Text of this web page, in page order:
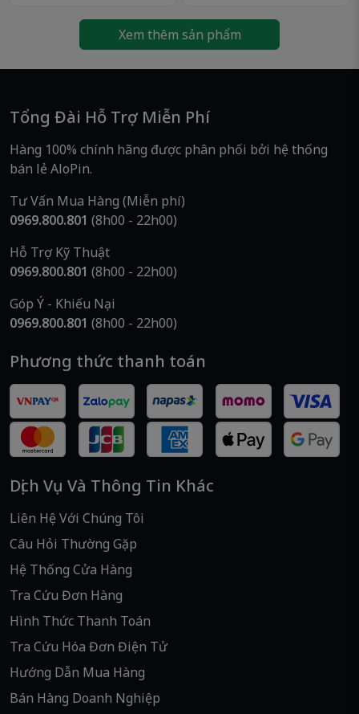
CR2025, hearing aid, CMOS, pin đồng hồ…
📞Thông Tin Liên Hệ – AloPin
giá tốt
TP.HCM (Địa chỉ cũ: Phường Bình Trị Đông A, Quận
Bình Tân)
📞Hotline/Zalo:0969 800 801
🌐Website: www.alopin.vn
👉Pin Duracell Everyday Alkaline AAA
lượng bền bỉ cho mọi thiết bị nhỏ gọn. Đặt hàng
ngay tạiAloPinđể nhận sản phẩm chính hãng
Xem thêm sản phẩm
Tổng Đài Hỗ Trợ Miễn Phí
Hàng 100% chính hãng được phân phối bởi hệ thống
bán lẻ AloPin.
Tư Vấn Mua Hàng (Miễn phí)
0969.800.801 (8h00 - 22h00)
Hỗ Trợ Kỹ Thuật
0969.800.801 (8h00 - 22h00)
Góp Ý - Khiếu Nại
0969.800.801 (8h00 - 22h00)
Phương thức thanh toán
Dịch Vụ Và Thông Tin Khác
Liên Hệ Với Chúng Tôi
Câu Hỏi Thường Gặp
Hệ Thống Cửa Hàng
Tra Cứu Đơn Hàng
Hình Thức Thanh Toán
Tra Cứu Hóa Đơn Điện Tử
Hướng Dẫn Mua Hàng
Bán Hàng Doanh Nghiệp